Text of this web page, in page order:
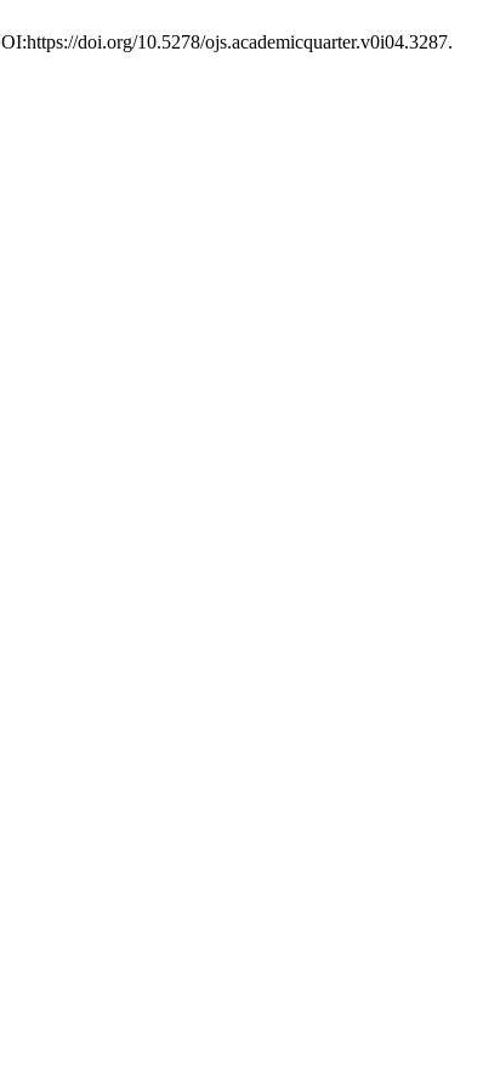
doi.org/10.5278/ojs.academicquarter.v0i04.3287.